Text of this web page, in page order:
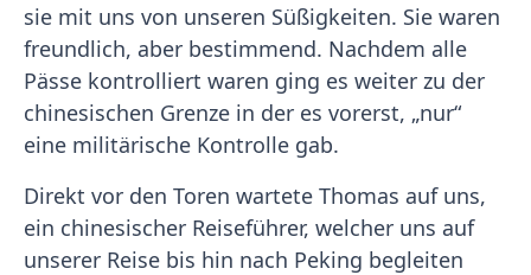
sie mit uns von unseren Süßigkeiten. Sie waren
freundlich, aber bestimmend. Nachdem alle
Pässe kontrolliert waren ging es weiter zu der
chinesischen Grenze in der es vorerst, „nur“
eine militärische Kontrolle gab.
Direkt vor den Toren wartete Thomas auf uns,
ein chinesischer Reiseführer, welcher uns auf
unserer Reise bis hin nach Peking begleiten